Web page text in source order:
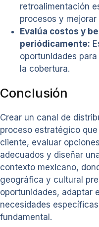
retroalimentación
procesos y
Evalúa costos y
periódicamente:
oportunidades
la cobertura.
Conclusión
Crear un canal de
proceso estratégico
cliente, evaluar
adecuados y diseñar
contexto mexicano,
geográfica y cultural
oportunidades, adaptar
necesidades
fundamental.